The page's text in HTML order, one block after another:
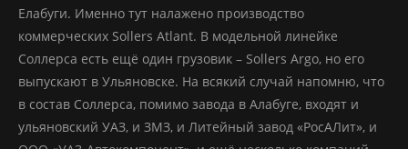
Елабуги. Именно тут налажено производство
коммерческих Sollers Atlant. В модельной линейке
Соллерса есть ещё один грузовик – Sollers Argo, но его
выпускают в Ульяновске. На всякий случай напомню, что
в состав Соллерса, помимо завода в Алабуге, входят и
ульяновский УАЗ, и ЗМЗ, и Литейный завод «РосАЛит», и